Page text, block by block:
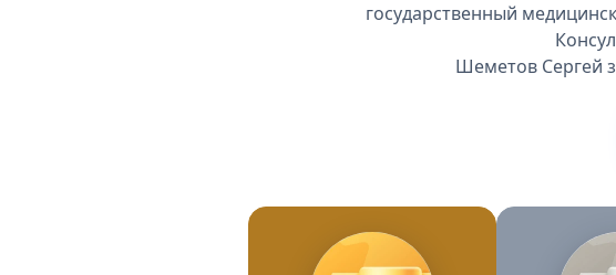
государственный
Шеметов Сергей